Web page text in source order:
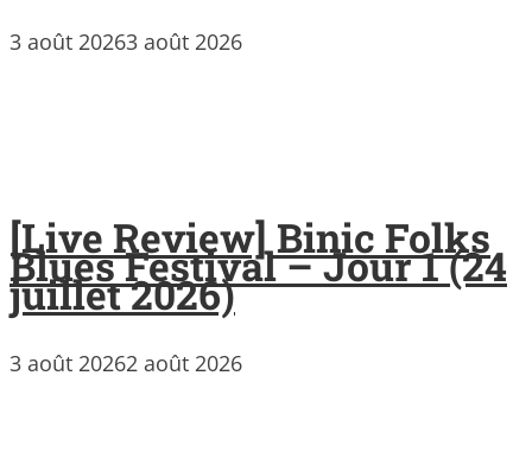
3 août 20263 août 2026
[Live Review] Binic Folks
Blues Festival – Jour 1 (24
juillet 2026)
3 août 20262 août 2026